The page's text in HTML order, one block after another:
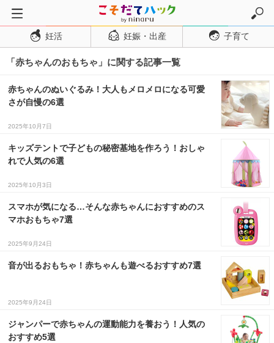
トップページ
妊活
妊娠・出産
妊娠超初期
妊娠初期
妊娠中期
妊娠後期
出産
子育て・育児
２歳児
妊活 妊娠・出産 子育て
「赤ちゃんのおもちゃ」に関する記事一覧
赤ちゃんのぬいぐるみ！大人もメロメロになる可愛
さが自慢の6選
2025年10月7日
キッズテントで子どもの秘密基地を作ろう！おしゃ
れで人気の6選
2025年10月3日
スマホが気になる…そんな赤ちゃんにおすすめのス
マホおもちゃ7選
2025年9月24日
音が出るおもちゃ！赤ちゃんも遊べるおすすめ7選
2025年9月24日
ジャンパーで赤ちゃんの運動能力を養おう！人気の
おすすめ5選